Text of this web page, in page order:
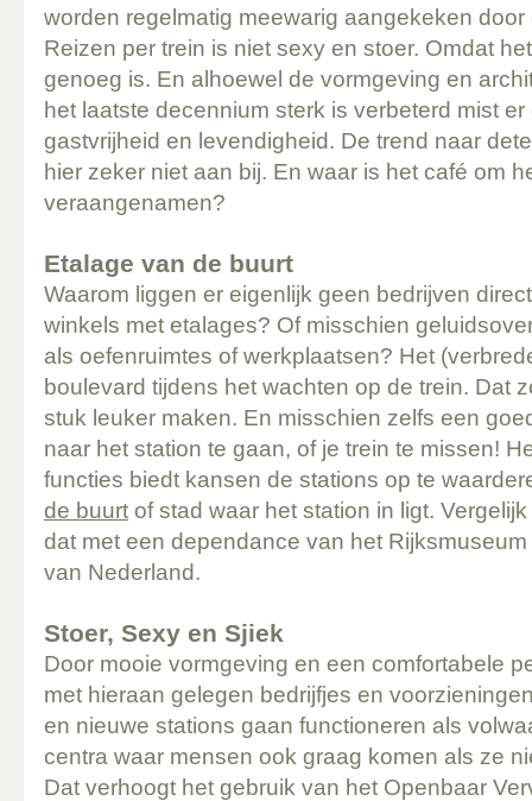
worden regelmatig meewarig aangekeken door
Reizen per trein is niet sexy en stoer. Omdat
genoeg is. En alhoewel de vormgeving en
het laatste decennium sterk is verbeterd mist
gastvrijheid en levendigheid. De trend naar
hier zeker niet aan bij. En waar is het café om
veraangenamen?
Etalage van de buurt
Waarom liggen er eigenlijk geen bedrijven
winkels met etalages? Of misschien
als oefenruimtes of werkplaatsen? Het
boulevard tijdens het wachten op de trein. Dat
stuk leuker maken. En misschien zelfs een
naar het station te gaan, of je trein te missen!
functies biedt kansen de stations op te
de buurt of stad waar het station in ligt.
dat met een dependance van het
van Nederland.
Stoer, Sexy en Sjiek
Door mooie vormgeving en een comfortabele
met hieraan gelegen bedrijfjes en
en nieuwe stations gaan functioneren als
centra waar mensen ook graag komen als ze
Dat verhoogt het gebruik van het Openbaar